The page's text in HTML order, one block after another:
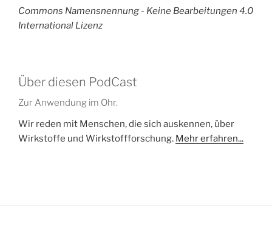
Commons Namensnennung - Keine Bearbeitungen 4.0
International Lizenz
Über diesen PodCast
Zur Anwendung im Ohr.
Wir reden mit Menschen, die sich auskennen, über
Wirkstoffe und Wirkstoffforschung. Mehr erfahren...